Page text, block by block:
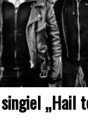
„Hail